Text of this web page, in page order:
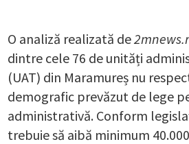
O analiză realizată de
dintre cele 76 de unități
(UAT) din Maramureș nu
demografic prevăzut de lege
administrativă. Conform
trebuie să aibă minimum